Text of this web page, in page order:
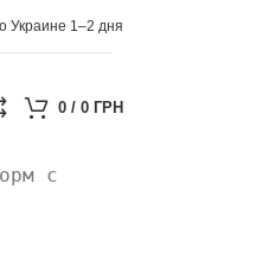
Украине 1–2 дня
0 / 0 ГРН
с